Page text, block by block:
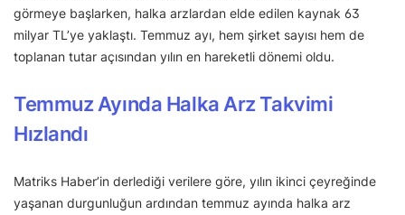
görmeye başlarken, halka arzlardan elde edilen kaynak 63
milyar TL’ye yaklaştı. Temmuz ayı, hem şirket sayısı hem de
toplanan tutar açısından yılın en hareketli dönemi oldu.
Temmuz Ayında Halka Arz Takvimi
Hızlandı
Matriks Haber’in derlediği verilere göre, yılın ikinci çeyreğinde
yaşanan durgunluğun ardından temmuz ayında halka arz